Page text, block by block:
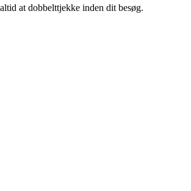
at dobbelttjekke inden dit besøg.